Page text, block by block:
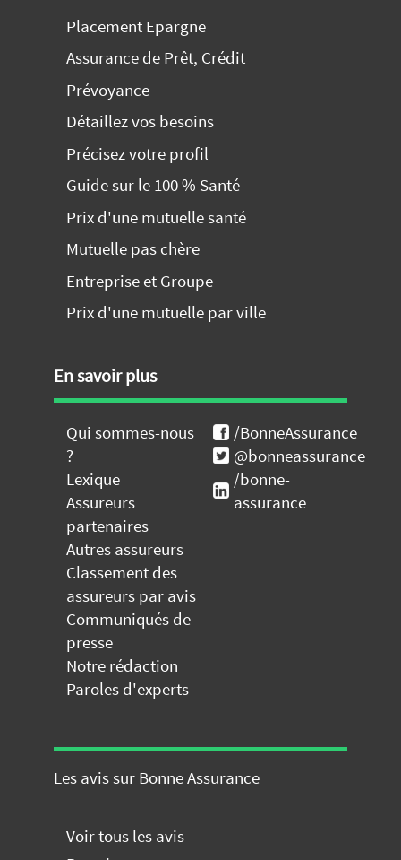
Placement Epargne
Assurance de Prêt, Crédit
Prévoyance
Détaillez vos besoins
Précisez votre profil
Guide sur le 100 % Santé
Prix d'une mutuelle santé
Mutuelle pas chère
Entreprise et Groupe
Prix d'une mutuelle par ville
En savoir plus
Qui sommes-nous
?
Lexique
Assureurs
partenaires
Autres assureurs
Classement des
assureurs par avis
Communiqués de
presse
Notre rédaction
Paroles d'experts
/BonneAssurance
@bonneassurance
/bonne-
assurance
Les avis sur Bonne Assurance
Voir tous les avis